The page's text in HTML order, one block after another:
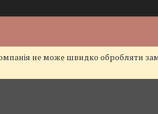
не може швидко обробляти